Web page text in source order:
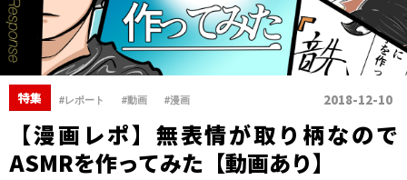
特集 #レポート #動画 #漫画 2018-12-10
【漫画レポ】無表情が取り柄なので
ASMRを作ってみた【動画あり】